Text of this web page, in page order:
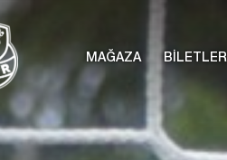
MAĞAZA BİLETLER